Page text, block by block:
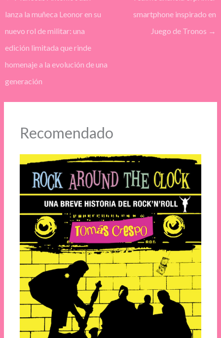
lanza la muñeca Leonor en su
nuevo rol de militar: una
edición limitada que rinde
homenaje a la evolución de una
generación
smartphone inspirado en
Juego de Tronos →
Recomendado